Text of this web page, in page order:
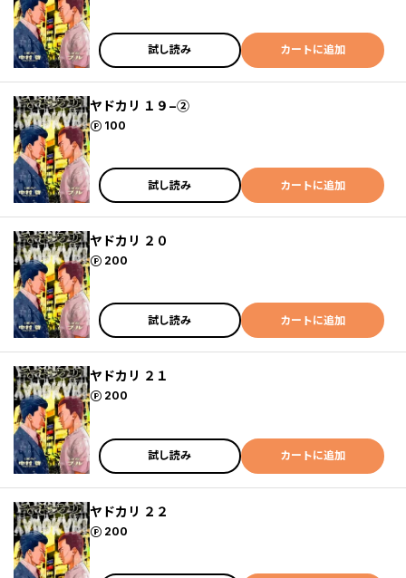
試し読み カートに追加
ヤドカリ １９−②
100
ポイント
試し読み カートに追加
ヤドカリ ２０
200
ポイント
試し読み カートに追加
ヤドカリ ２１
200
ポイント
試し読み カートに追加
ヤドカリ ２２
200
ポイント